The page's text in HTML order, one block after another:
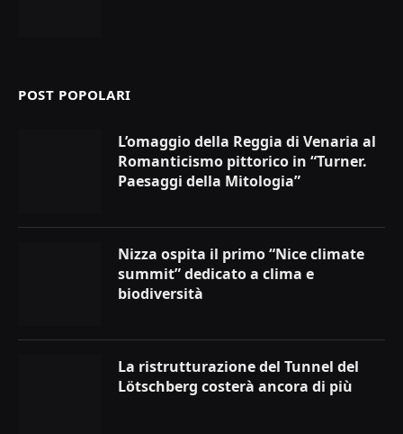
POST POPOLARI
L’omaggio della Reggia di Venaria al
Romanticismo pittorico in “Turner.
Paesaggi della Mitologia”
Nizza ospita il primo “Nice climate
summit” dedicato a clima e
biodiversità
La ristrutturazione del Tunnel del
Lötschberg costerà ancora di più